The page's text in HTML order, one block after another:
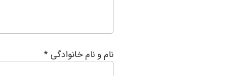
نام و نام خانوادگی *